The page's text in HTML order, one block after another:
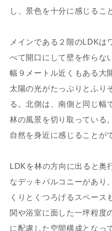
し、景色を十分に感じるこ
メインである２階のLDKは
べて開口にして壁を作らな
幅９メートル近くもある大
太陽の光がたっぷりとふり
る。北側は、南側と同じ幅
林の風景を切り取っている
自然を身近に感じることが
LDKを林の方向に出ると奥
なデッキバルコニーがあり
くりとくつろげるスペース
関や浴室に面した一坪程度
に配慮した空間構成となっ